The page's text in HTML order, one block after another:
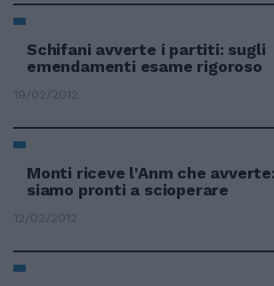
Schifani avverte i partiti: sugli
emendamenti esame rigoroso
19/02/2012
Monti riceve l'Anm che avverte:
siamo pronti a scioperare
12/02/2012